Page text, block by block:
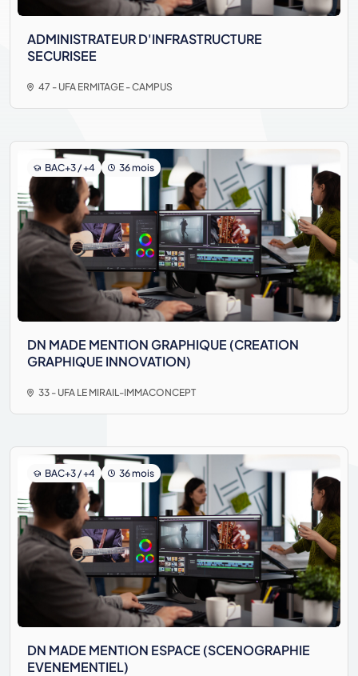
ADMINISTRATEUR D'INFRASTRUCTURE
SECURISEE
47 - UFA ERMITAGE - CAMPUS
BAC+3 / +4 36 mois
DN MADE MENTION GRAPHIQUE (CREATION
GRAPHIQUE INNOVATION)
33 - UFA LE MIRAIL-IMMACONCEPT
BAC+3 / +4 36 mois
DN MADE MENTION ESPACE (SCENOGRAPHIE
EVENEMENTIEL)